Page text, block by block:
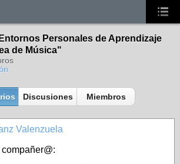
Personales de Aprendizaje
de Música"
Discusiones Miembros
Valenzuela